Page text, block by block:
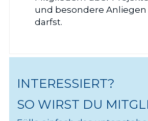
und besondere
darfst.
INTERESSIERT?
SO WIRST DU